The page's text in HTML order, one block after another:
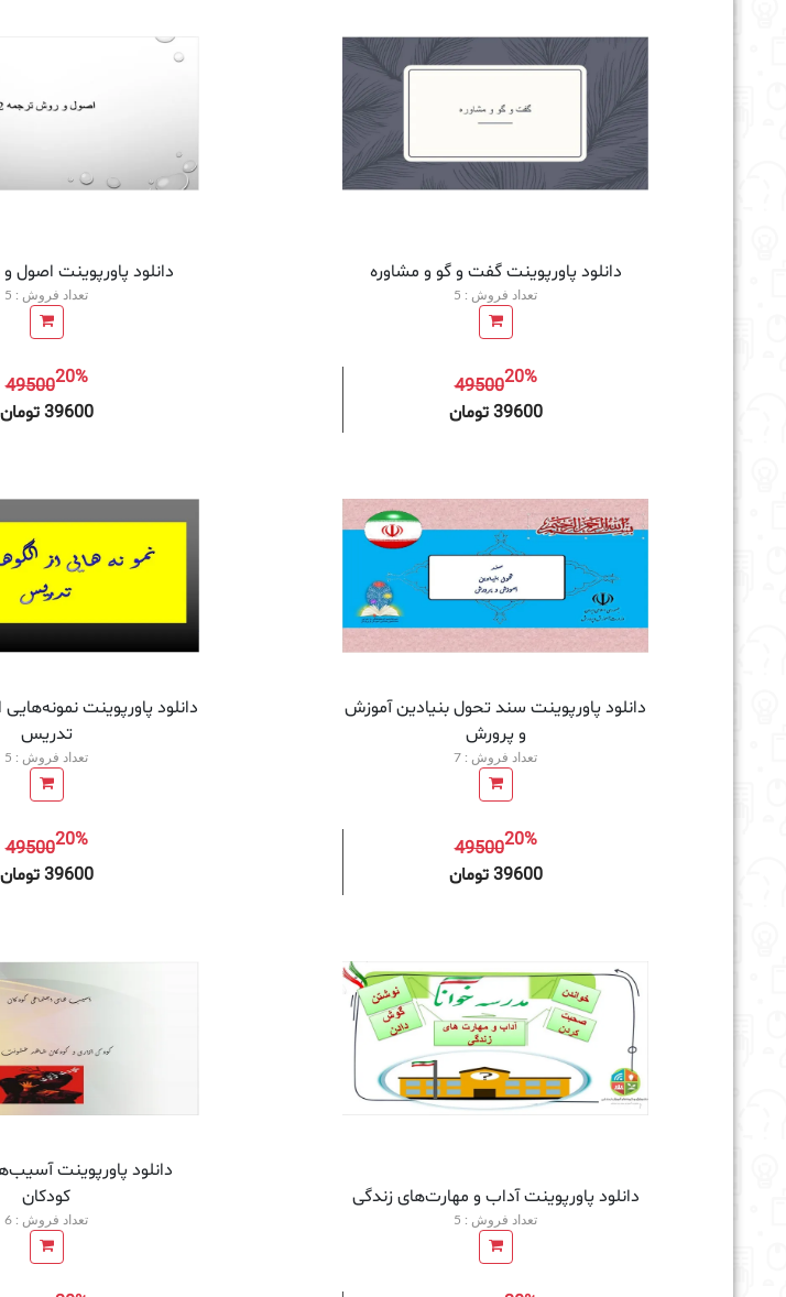
دانلود پاورپوینت گفت و گو و مشاوره
تعداد فروش : 5
4950020%
39600 تومان
دانلود پاورپوینت اصول
تعداد فروش : 5
4950020%
39600 تومان
دانلود پاورپوینت سند تحول بنیادین آموزش
و پرورش
تعداد فروش : 7
4950020%
39600 تومان
دانلود پاورپوینت
تدریس
تعداد فروش : 5
4950020%
39600 تومان
دانلود پاورپوینت آداب و مهارت‌های زندگی
تعداد فروش : 5
دانلود پاورپوینت
کودکان
تعداد فروش : 6